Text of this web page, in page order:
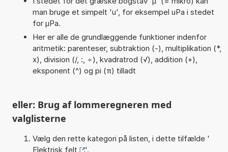
man bruge et simpelt 'u', for eksempel uPa i stedet
for µPa.
Her er alle de grundlæggende funktioner indenfor
aritmetik: parenteser, subtraktion (-), multiplikation (*,
x), division (/, :, ÷), kvadratrod (√), addition (+),
eksponent (^) og pi (π) tilladt
eller: Brug af lommeregneren med
valglisterne
Vælg den rette kategori på listen, i dette tilfælde '
Elektrisk felt
'.